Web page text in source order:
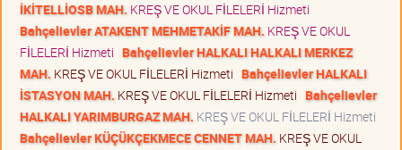
İKİTELLİOSB MAH. KREŞ VE OKUL FİLELERİ Hizmeti
Bahçelievler ATAKENT MEHMETAKİF MAH. KREŞ VE OKUL
FİLELERİ Hizmeti Bahçelievler HALKALI HALKALI MERKEZ
MAH. KREŞ VE OKUL FİLELERİ Hizmeti Bahçelievler HALKALI
İSTASYON MAH. KREŞ VE OKUL FİLELERİ Hizmeti Bahçelievler
HALKALI YARIMBURGAZ MAH. KREŞ VE OKUL FİLELERİ Hizmeti
Bahçelievler KÜÇÜKÇEKMECE CENNET MAH. KREŞ VE OKUL